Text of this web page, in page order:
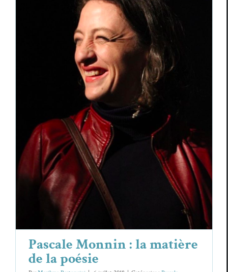
Pascale Monnin : la matière de la poésie
Pascale Monnin
Pascale Monnin : la matière
de la poésie